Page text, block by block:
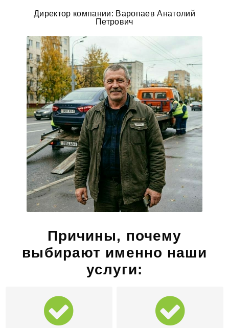
Директор компании: Варопаев Анатолий
Петрович
Причины, почему
выбирают именно наши
услуги: